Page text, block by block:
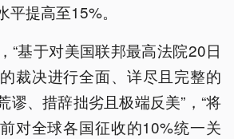
提高至15%。
“基于对美国联邦最高法院20日
裁决进行全面、详尽且完整的
、措辞拙劣且极端反美”，“将
对全球各国征收的10%统一关